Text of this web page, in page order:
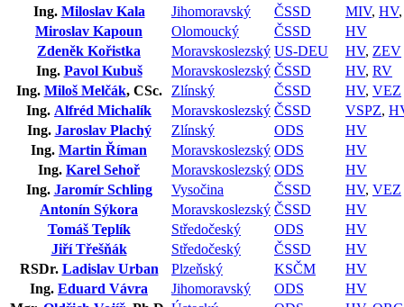
Ing. Miloslav Kala Jihomoravský ČSSD MIV, HV
Miroslav Kapoun
Olomoucký ČSSD
HV
Zdeněk Kořistka
Moravskoslezský US-DEU HV, ZEV
Ing. Pavol Kubuš Moravskoslezský ČSSD HV, RV
Ing. Miloš Melčák, CSc. Zlínský ČSSD HV, VEZ
Ing. Alfréd Michalík Moravskoslezský ČSSD VSPZ,
Ing. Jaroslav Plachý Zlínský ODS
HV
Ing. Martin Říman Moravskoslezský ODS
HV
Ing. Karel Sehoř Moravskoslezský ODS
HV
Ing. Jaromír Schling Vysočina ČSSD HV, VEZ
Antonín Sýkora
Moravskoslezský ČSSD
HV
Tomáš Teplík
Středočeský ODS
HV
Jiří Třešňák
Středočeský ČSSD
HV
RSDr. Ladislav Urban Plzeňský KSČM
HV
Ing. Eduard Vávra Jihomoravský ODS
HV